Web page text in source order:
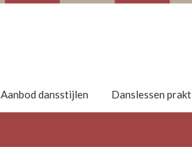
Aanbod dansstijlen Danslessen